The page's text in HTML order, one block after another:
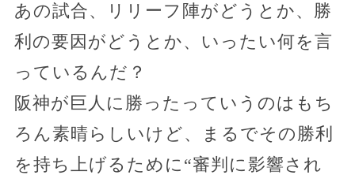
あの試合、リリーフ陣がどうとか、勝
利の要因がどうとか、いったい何を言
っているんだ？
阪神が巨人に勝ったっていうのはもち
ろん素晴らしいけど、まるでその勝利
を持ち上げるために“審判に影響され